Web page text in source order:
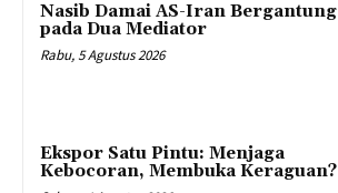
Nasib Damai AS-Iran Bergantung
pada Dua Mediator
Rabu, 5 Agustus 2026
Ekspor Satu Pintu: Menjaga
Kebocoran, Membuka Keraguan?